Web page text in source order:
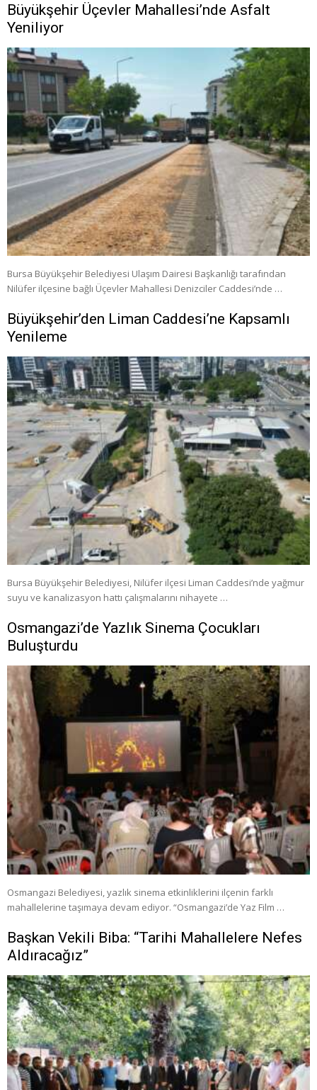
Büyükşehir Üçevler Mahallesi’nde Asfalt
Yeniliyor
Bursa Büyükşehir Belediyesi Ulaşım Dairesi Başkanlığı tarafından
Nilüfer ilçesine bağlı Üçevler Mahallesi Denizciler Caddesi’nde …
Büyükşehir’den Liman Caddesi’ne Kapsamlı
Yenileme
Bursa Büyükşehir Belediyesi, Nilüfer ilçesi Liman Caddesi’nde yağmur
suyu ve kanalizasyon hattı çalışmalarını nihayete …
Osmangazi’de Yazlık Sinema Çocukları
Buluşturdu
Osmangazi Belediyesi, yazlık sinema etkinliklerini ilçenin farklı
mahallelerine taşımaya devam ediyor. “Osmangazi’de Yaz Film …
Başkan Vekili Biba: “Tarihi Mahallelere Nefes
Aldıracağız”